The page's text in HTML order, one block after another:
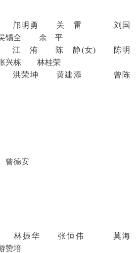
邝明勇 关 雷 刘国
全 余 平
江 洧 陈 静(女) 陈明
栋 林桂荣
洪荣坤 黄建添 曾陈
德安
林振华 张恒伟 莫海
培